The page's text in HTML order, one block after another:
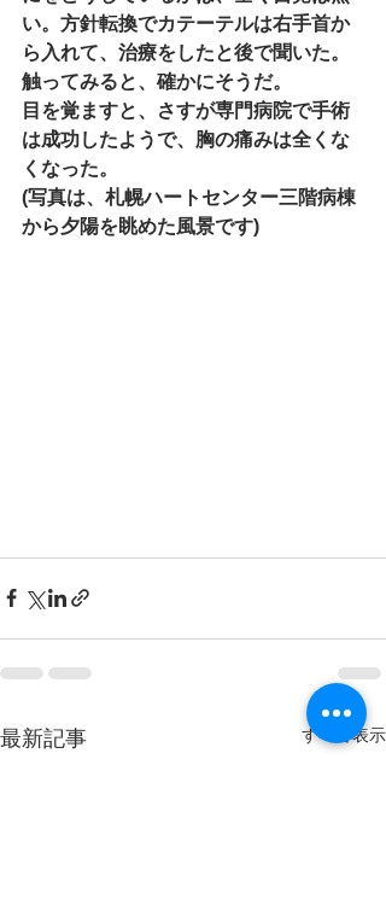
い。方針転換でカテーテルは右手首か
ら入れて、治療をしたと後で聞いた。
触ってみると、確かにそうだ。
目を覚ますと、さすが専門病院で手術
は成功したようで、胸の痛みは全くな
くなった。
(写真は、札幌ハートセンター三階病棟
から夕陽を眺めた風景です)
最新記事 すべて表示